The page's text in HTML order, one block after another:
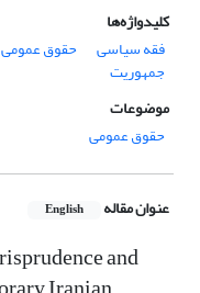
کلیدواژه‌ها
فقه سیاسی
حقوق
جمهوریت
موضوعات
حقوق عمومی
عنوان مقاله English
and